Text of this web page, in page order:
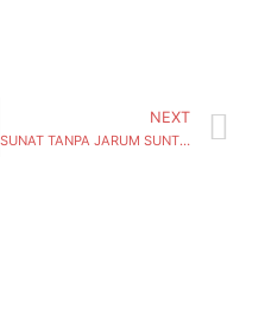
NEXT
SUNAT TANPA JARUM SUNTIK PROBOLINGGO BANYAK DIMINATI ORANG